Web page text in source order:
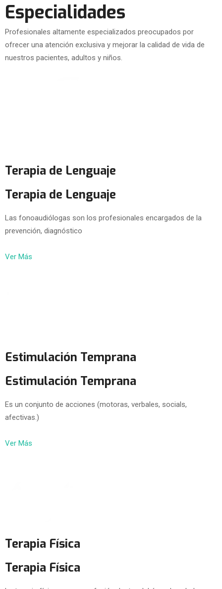
Especialidades
Profesionales altamente especializados preocupados por
ofrecer una atención exclusiva y mejorar la calidad de vida de
nuestros pacientes, adultos y niños.
Terapia de Lenguaje
Terapia de Lenguaje
Las fonoaudiólogas son los profesionales encargados de la
prevención, diagnóstico
Ver Más
Estimulación Temprana
Estimulación Temprana
Es un conjunto de acciones (motoras, verbales, socials,
afectivas.)
Ver Más
Terapia Física
Terapia Física